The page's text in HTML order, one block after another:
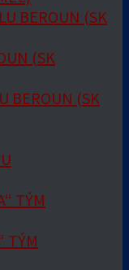
BEROUN (SK
(SK
BEROUN (SK
TÝM
TÝM